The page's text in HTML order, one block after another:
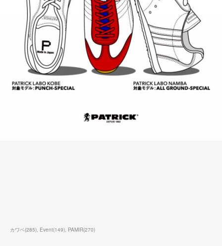
カワベ(285) Event(149) PAMIR(270)